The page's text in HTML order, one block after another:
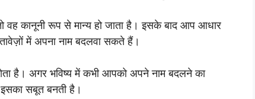
वह कानूनी रूप से मान्य हो जाता है। इसके बाद आप आधार
में अपना नाम बदलवा सकते हैं।
है। अगर भविष्य में कभी आपको अपने नाम बदलने का
सबूत बनती है।